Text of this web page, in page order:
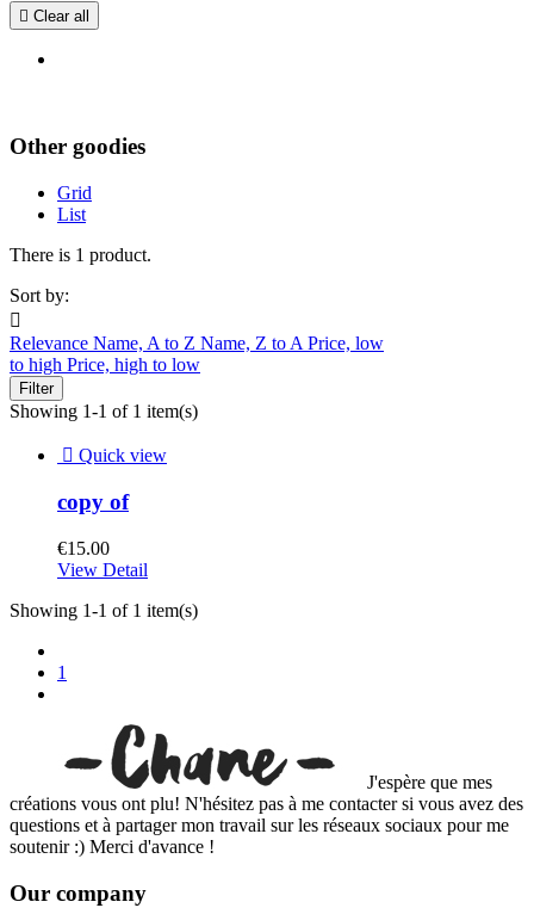
 Clear all
Other goodies
Grid
List
There is 1 product.
Sort by:

Relevance Name, A to Z Name, Z to A Price, low
to high Price, high to low
Filter
Showing 1-1 of 1 item(s)
 Quick view
copy of
€15.00
View Detail
Showing 1-1 of 1 item(s)
1
J'espère que mes
créations vous ont plu! N'hésitez pas à me contacter si vous avez des
questions et à partager mon travail sur les réseaux sociaux pour me
soutenir :) Merci d'avance !
Our company